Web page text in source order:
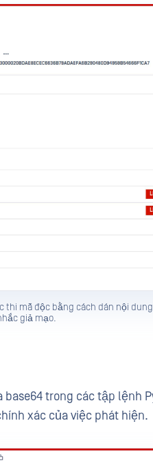
mã độc bằng cách dán nội
giả mạo.
trong các tập lệnh
xác của việc phát hiện.